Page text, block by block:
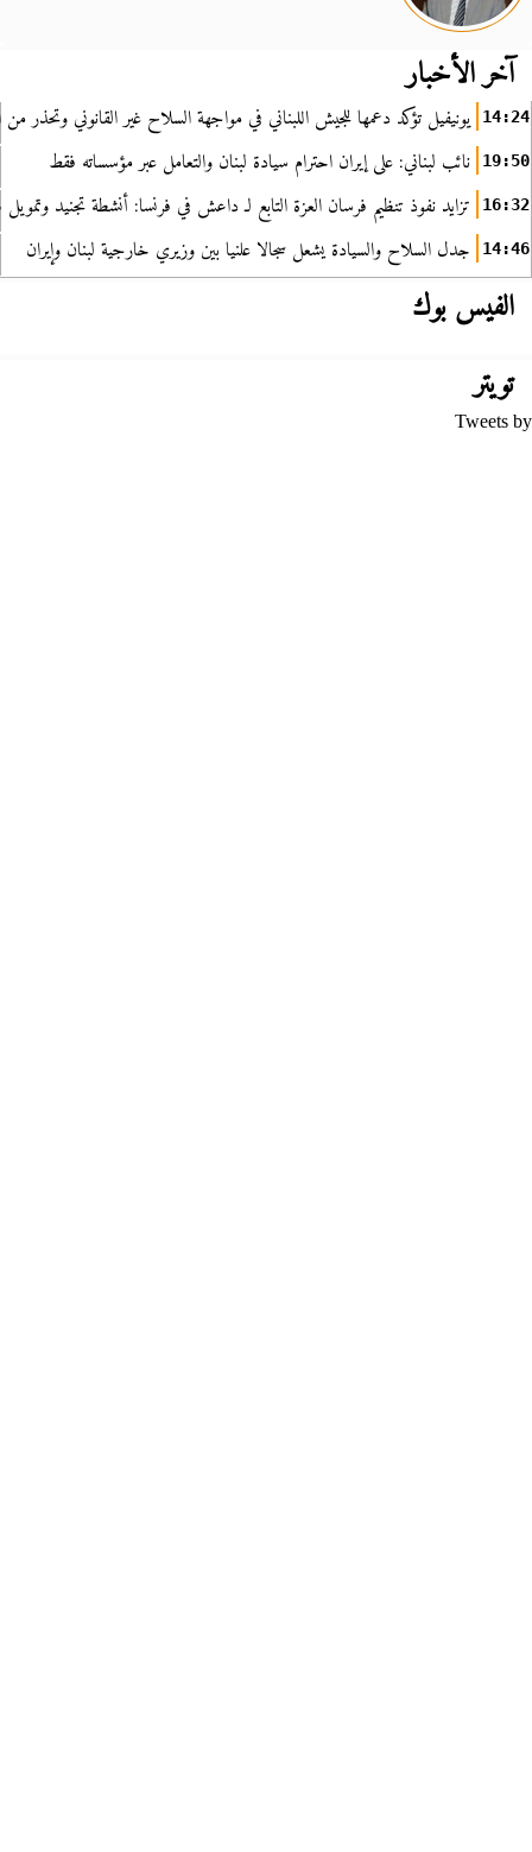
آخر الأخبار
14:24 يونيفيل تؤكد دعمها للجيش اللبناني في مواجهة السلاح غير القانوني وتحذر من
19:50 نائب لبناني: على إيران احترام سيادة لبنان والتعامل عبر مؤسساته فقط
16:32 تزايد نفوذ تنظيم فرسان العزة التابع لـ داعش في فرنسا: أنشطة تجنيد
14:46 جدل السلاح والسيادة يشعل سجالا علنيا بين وزيري خارجية لبنان وإيران
الفيس بوك
تويتر
Tweets by